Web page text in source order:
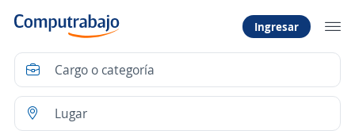
Ingresar